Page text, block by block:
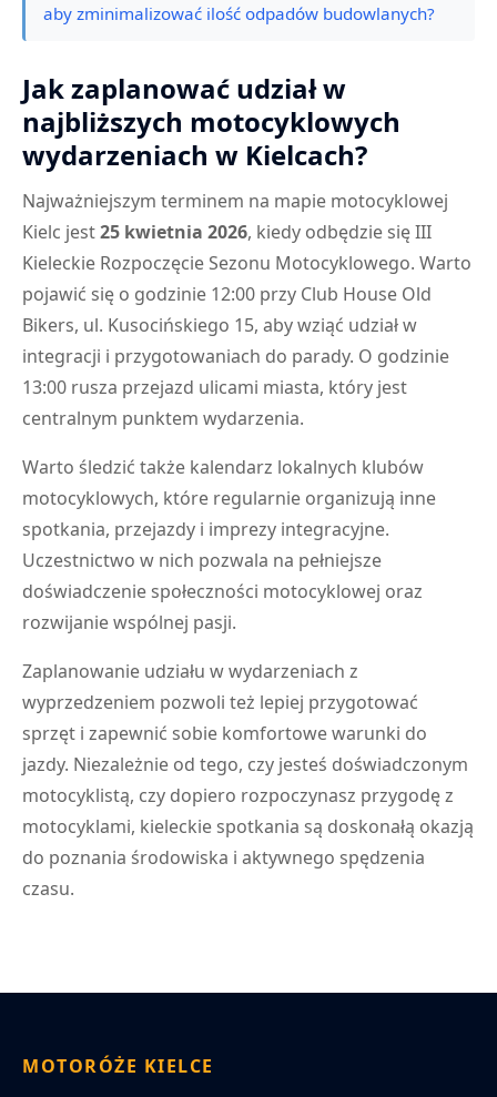
aby zminimalizować ilość odpadów budowlanych?
Jak zaplanować udział w
najbliższych motocyklowych
wydarzeniach w Kielcach?
Najważniejszym terminem na mapie motocyklowej
Kielc jest25 kwietnia 2026, kiedy odbędzie się III
Kieleckie Rozpoczęcie Sezonu Motocyklowego. Warto
pojawić się o godzinie 12:00 przy Club House Old
Bikers, ul. Kusocińskiego 15, aby wziąć udział w
integracji i przygotowaniach do parady. O godzinie
13:00 rusza przejazd ulicami miasta, który jest
centralnym punktem wydarzenia.
Warto śledzić także kalendarz lokalnych klubów
motocyklowych, które regularnie organizują inne
spotkania, przejazdy i imprezy integracyjne.
Uczestnictwo w nich pozwala na pełniejsze
doświadczenie społeczności motocyklowej oraz
rozwijanie wspólnej pasji.
Zaplanowanie udziału w wydarzeniach z
wyprzedzeniem pozwoli też lepiej przygotować
sprzęt i zapewnić sobie komfortowe warunki do
jazdy. Niezależnie od tego, czy jesteś doświadczonym
motocyklistą, czy dopiero rozpoczynasz przygodę z
motocyklami, kieleckie spotkania są doskonałą okazją
do poznania środowiska i aktywnego spędzenia
czasu.
MOTORÓŻE KIELCE